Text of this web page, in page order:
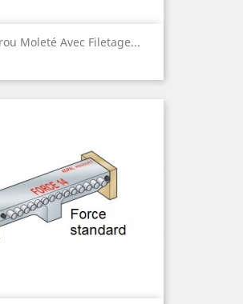
Moleté Avec Filetage...